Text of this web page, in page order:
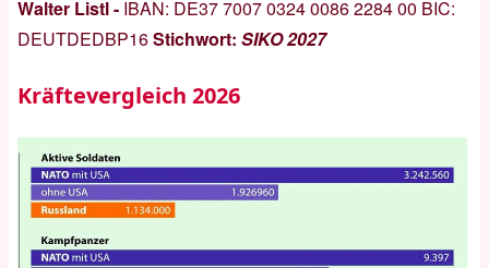
Walter Listl - IBAN: DE37 7007 0324 0086 2284 00 BIC:
DEUTDEDBP16Stichwort: SIKO 2027
Kräftevergleich 2026